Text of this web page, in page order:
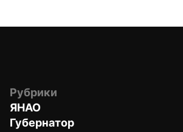
Рубрики
ЯНАО
Губернатор